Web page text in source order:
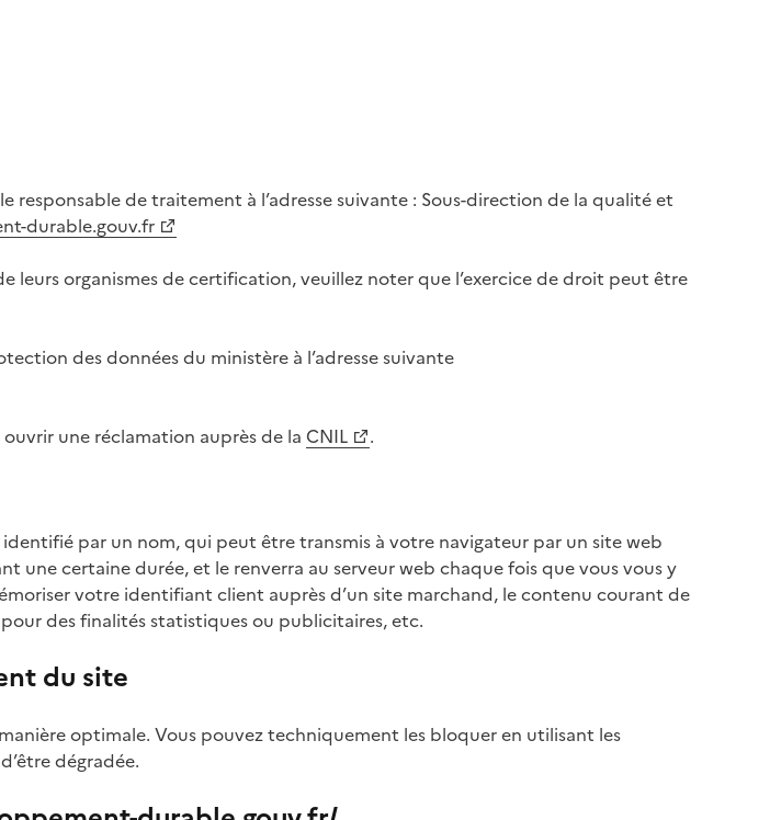
de traitement à l’adresse suivante : Sous-direction de la qualité et
durable.gouv.fr
leurs organismes de certification, veuillez noter que l’exercice de droit peut être
des données du ministère à l’adresse suivante
une réclamation auprès de la CNIL
.
par un nom, qui peut être transmis à votre navigateur par un site web
une certaine durée, et le renverra au serveur web chaque fois que vous vous y
votre identifiant client auprès d’un site marchand, le contenu courant de
des finalités statistiques ou publicitaires, etc.
du site
optimale. Vous pouvez techniquement les bloquer en utilisant les
dégradée.